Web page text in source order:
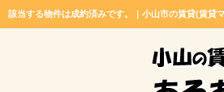
該当する物件は成約済みです。｜小山市の賃貸(賃貸